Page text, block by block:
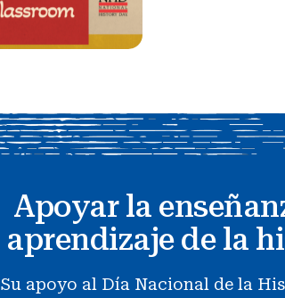
Apoyar la
aprendizaje de la
Su apoyo al Día Nacional de la